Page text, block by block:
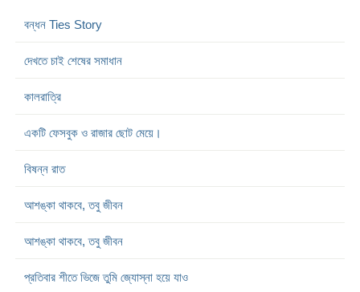
বন্ধন Ties Story
দেখতে চাই শেষের সমাধান
কালরাত্রি
একটি ফেসবুক ও রাজার ছোট মেয়ে।
বিষন্ন রাত
আশঙ্কা থাকবে, তবু জীবন
আশঙ্কা থাকবে, তবু জীবন
প্রতিবার শীতে ভিজে তুমি জ্যোস্না হয়ে যাও